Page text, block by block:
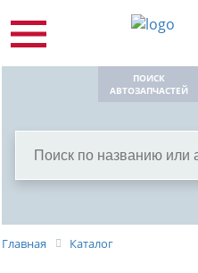
ПОИСК
АВТОЗАПЧАСТЕЙ
Главная Каталог